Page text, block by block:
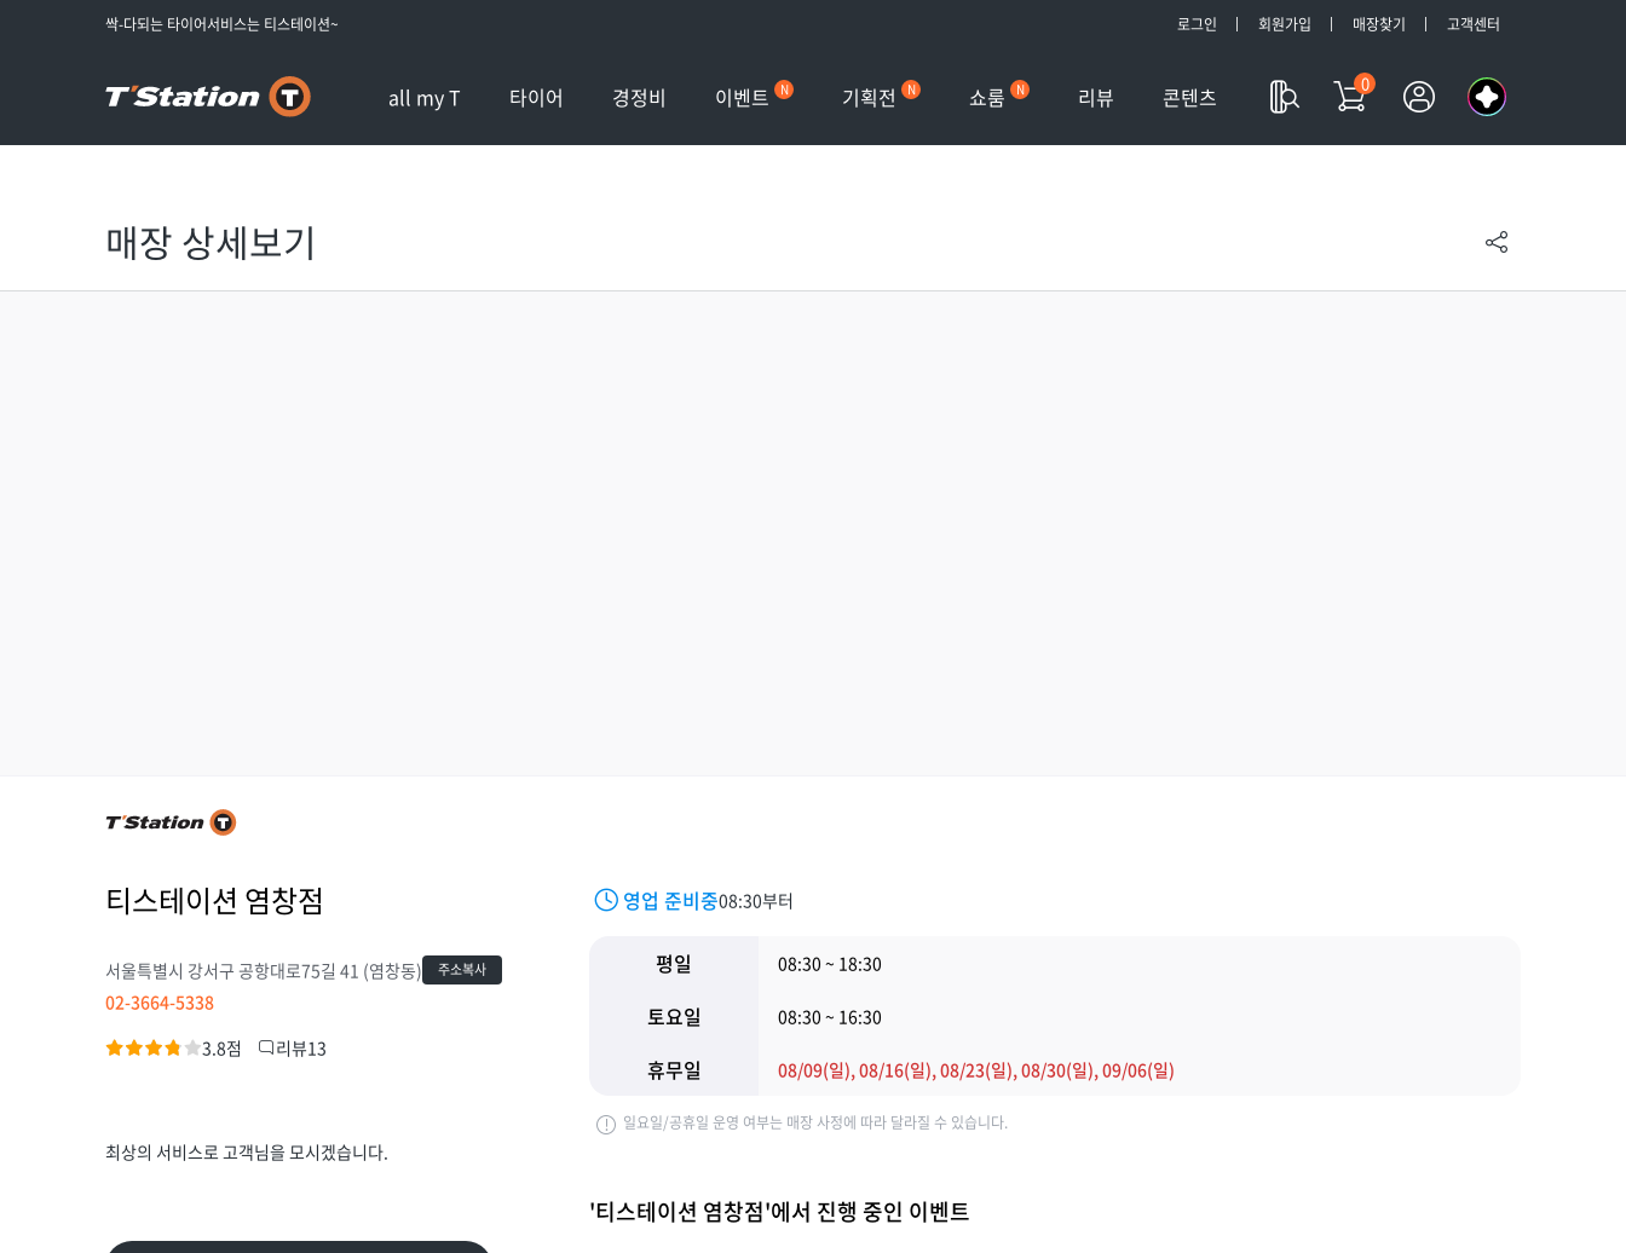
싹-다되는 타이어서비스는 티스테이션~ 로그인 회원가입 매장찾기 고객센터
all my T 타이어 경정비 이벤트 기획전 쇼룸 리뷰 콘텐츠 0
나
m
매장 상세보기
티스테이션 염창점
서울특별시 강서구 공항대로75길 41 (염창동) 주소복사
02-3664-5338
3.8점
리뷰13
최상의 서비스로 고객님을 모시겠습니다.
영업 준비중08:30부터
평일 08:30 ~ 18:30
토요일 08:30 ~ 16:30
휴무일 08/09(일), 08/16(일), 08/23(일), 08/30(일), 09/06(일)
일요일/공휴일 운영 여부는 매장 사정에 따라 달라질 수 있습니다.
'티스테이션 염창점'에서 진행 중인 이벤트